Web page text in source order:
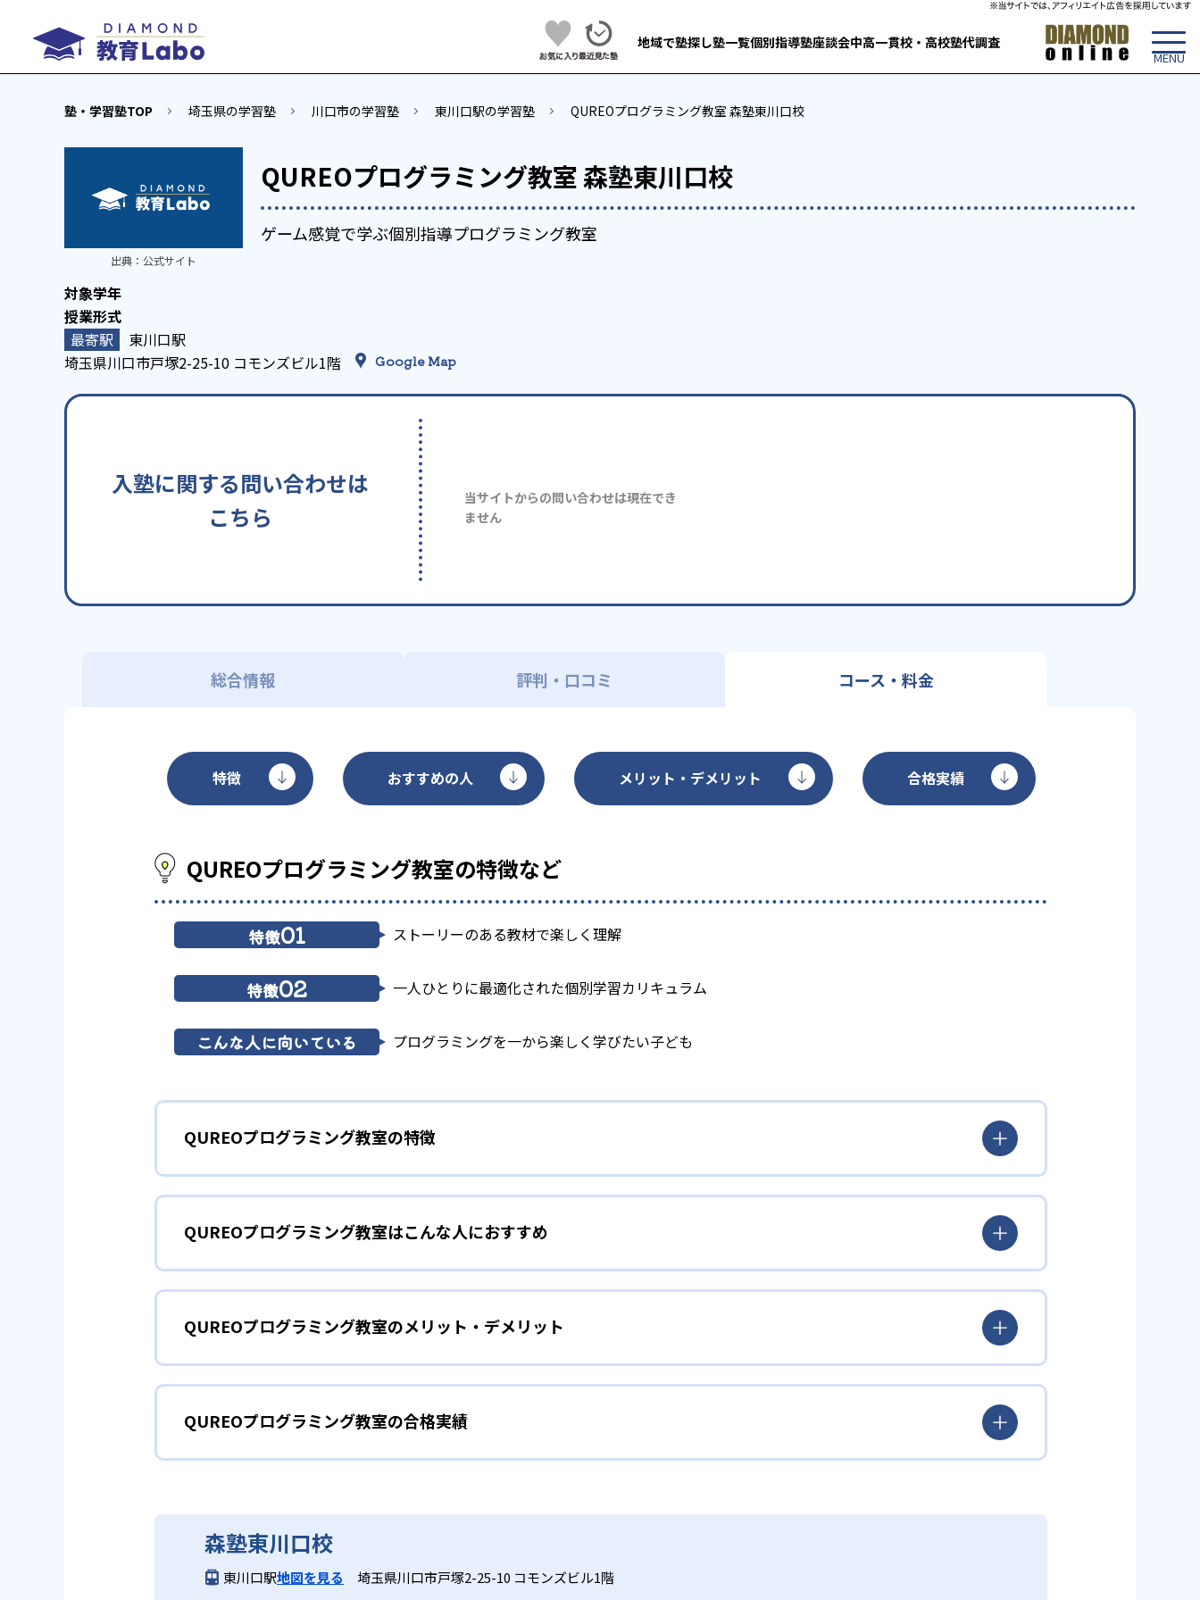
地域で塾探し塾一覧個別指導塾座談会中高一貫校・高校塾代調査
塾・学習塾TOP 埼玉県の学習塾 川口市の学習塾 東川口駅の学習塾 QUREOプログラミング教室 森塾東川口校
QUREOプログラミング教室 森塾東川口校
ゲーム感覚で学ぶ個別指導プログラミング教室
出典： 公式サイト
東川口駅
埼玉県川口市戸塚2-25-10 コモンズビル1階
Google Map
入塾に関する問い合わせは
こちら
当サイトからの問い合わせは現在でき
ません
総合情報 評判・口コミ コース・料金
特徴 おすすめの人 メリット・デメリット 合格実績
QUREOプログラミング教室の特徴など
特徴01 ストーリーのある教材で楽しく理解
特徴02 一人ひとりに最適化された個別学習カリキュラム
こんな人に向いている プログラミングを一から楽しく学びたい子ども
QUREOプログラミング教室の特徴
1 マンガ出版もされたストーリーのある教材
QUREOプログラミング教室の教材にはストーリーがあり、これを題材にしたマンガ『キュレオ プログラミングチャレンジャー
ズ!』が小学館「コロコロイチバン!」で連載されている。ストーリーは「キャラクターと一緒にバグを倒す旅に出る」内容で、子
どもが夢中になって学ぶことが可能だ。楽しく学びながら、自然にプログラミングの基本を理解できる。
2 個別最適化された学習カリキュラム
IT企業サイバーエージェントグループ運営の小学生向けプログラミングスクール「Tech Kids School」が監修した、大学入試まで
を見据えた本格的なカリキュラム。一人ひとりの学習進捗や成績をリアルタイムで取得して把握することで、自分から質問をする
ことが苦手な子であっても取りこぼさずに指導を行う。
初級コースでは教育版マインクラフトを用いた導入パートとQUREOオリジナル教材を使ったメインパートで基礎概念を網羅。中級
コースではJavaScriptを中心に学び、スモールステップで徐々に本格的なコーディングに挑戦していく。学習を通して、大学入試
問題にも対応できる実践力を養成する。
QUREOプログラミング教室はこんな人におすすめ
まずは導入として、教育版マインクラフトの世界を探検しながらプログラミングの基礎概念を体感的に学ぶ。その後、オリジナル
教材による400種類以上の本格的なゲーム作りを通して、プログラミングの基礎を網羅的に習得していく。教材にはマンガ出版も
された本格的なストーリーがあり、サポートしてくれるガイドキャラクターの存在や、学習を進めると新しいキャラクターがもら
え、より高度なゲーム作りに挑戦できるようになるシステムなど、子どもが夢中になれる要素が満載。集中力を持続させつつ、楽
しみながら学習を進めることが可能だ。
大学入試やその先を見据えて本格的なプログラミングを学びたい人
中学生・高校生に推奨の中級コースでは、実際にホームページやゲームなどを作りながら楽しくプログラミングを学ぶ。
JavaScriptを中心に学び、スモールステップで徐々に本格的なコーディングに挑戦していく。カリキュラムは「プログラミング能
力検定」に準拠しており、日々の授業が検定対策にもなる。検定などを通して達成感を味わいながら、大学入学共通テスト「情
報」で出題されるようになったプログラミングの知識をみにつけていくことができる。
QUREOプログラミング教室のメリット・デメリット
QUREOプログラミング教室は、ゲーム感覚で学べるストーリー性の高い教材によって子どもの興味を引き出す。個別最適化された
カリキュラムと対話形式のガイドで理解度に合わせた学習が可能であるため、飽きずに長期的な学習が続けやすい。また、2025年
導入の大学入学共通テスト「情報」科目に対応した内容で、中学・高校での学びや将来の進路選択に役立つ実践的スキルを養成で
どんなデメリットがある?
一部教室では無料体験が実施されていない場合があるため、事前に教室ごとに確認が必要だ。機材の購入は原則不要とされている
QUREOプログラミング教室の合格実績
QUREOプログラミング教室は合格実績を公式サイトで公開していない。
森塾東川口校
東川口駅地図を見る 埼玉県川口市戸塚2-25-10 コモンズビル1階